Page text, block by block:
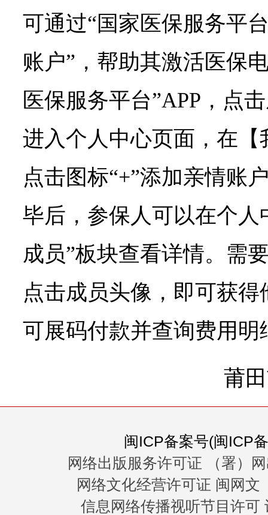
可通过“国家医保服务平
账户”，帮助其激活医保
医保服务平台”APP，点
进入个人中心页面，在
点击图标“+”添加亲情账
毕后，参保人可以在个人
成员”板块查看详情。需
点击成员头像，即可获
可展码付款并查询费用明
莆
闽ICP备案号(闽ICP
网络出版服务许可证 （署）
网络文化经营许可证 闽网文
信息网络传播视听节目许可